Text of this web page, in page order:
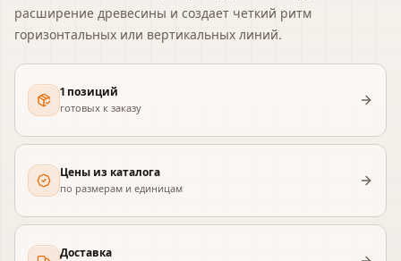
расширение древесины и создает четкий ритм
горизонтальных или вертикальных линий.
1 позиций
готовых к заказу
Цены из каталога
по размерам и единицам
Доставка